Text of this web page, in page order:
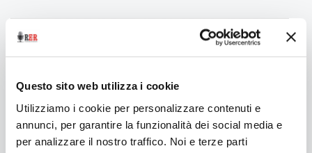
Questo sito web utilizza i cookie
Utilizziamo i cookie per personalizzare contenuti e
annunci, per garantire la funzionalità dei social media e
per analizzare il nostro traffico. Noi e terze parti